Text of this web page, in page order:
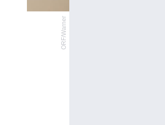
ORF/Warner